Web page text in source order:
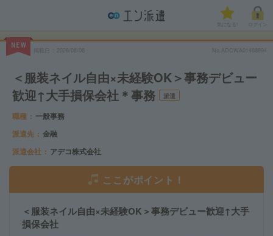
気になる!
NEW
No.ADCWA01468894
＜服装ネイル自由×未経験OK＞事務デビュー
歓迎↑大手損保会社＊事務
派遣
職種
一般事務
派遣先
金融
派遣会社
アデコ株式会社
ここがポイント！
＜服装ネイル自由×未経験OK＞事務デビュー歓迎↑大手
損保会社